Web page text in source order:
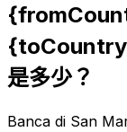
是多少？
Banca di San